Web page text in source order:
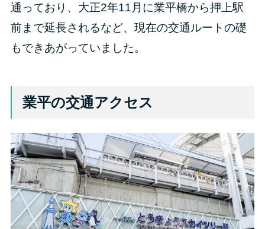
通っており、大正2年11月に業平橋から押上駅
前まで延長されるなど、現在の交通ルートの礎
もできあがっていました。
業平の交通アクセス